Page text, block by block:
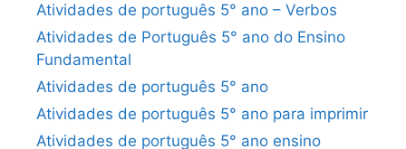
Atividades de português 5° ano – Verbos
Atividades de Português 5° ano do Ensino
Fundamental
Atividades de português 5° ano
Atividades de português 5° ano para imprimir
Atividades de português 5° ano ensino